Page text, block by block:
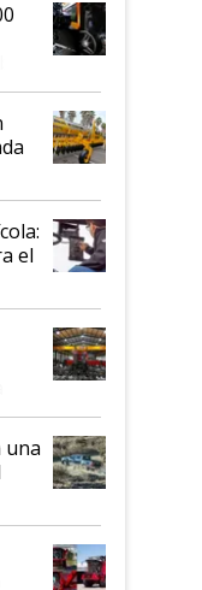
el
una